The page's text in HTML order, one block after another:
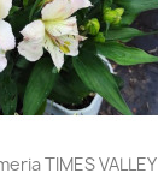
TIMES VALLEY